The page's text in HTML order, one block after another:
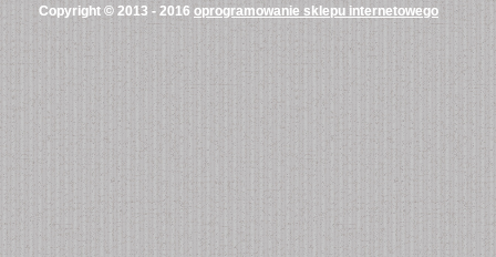
Copyright © 2013 - 2016 oprogramowanie sklepu internetowego